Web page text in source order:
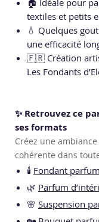
🏠 Idéale pour
textiles et petits
💧 Quelques
une efficacité
🇫🇷 Création
Les Fondants
✨ Retrouvez ce
ses formats
Créez une
cohérente dans
🕯️ Fondant
🌿 Parfum
🌸 Suspension